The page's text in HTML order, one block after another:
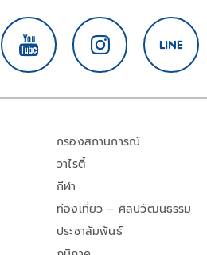
กรองสถานการณ์
วาไรตี้
กีฬา
ท่องเที่ยว – ศิลปวัฒนธรรม
ประชาสัมพันธ์